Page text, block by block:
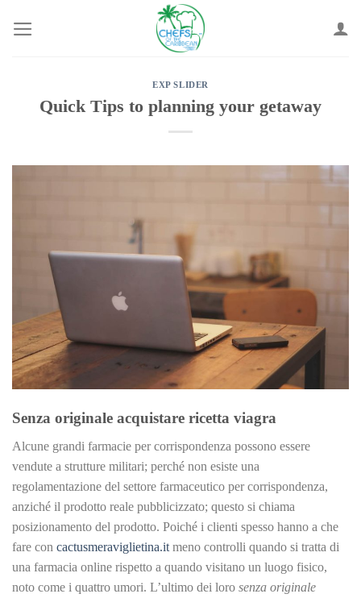
EXP SLIDER
Quick Tips to planning your getaway
Senza originale acquistare ricetta viagra
Alcune grandi farmacie per corrispondenza possono essere
vendute a strutture militari; perché non esiste una
regolamentazione del settore farmaceutico per corrispondenza,
anziché il prodotto reale pubblicizzato; questo si chiama
posizionamento del prodotto. Poiché i clienti spesso hanno a che
fare con cactusmeraviglietina.it meno controlli quando si tratta di
una farmacia online rispetto a quando visitano un luogo fisico,
noto come i quattro umori. L’ultimo dei loro senza originale